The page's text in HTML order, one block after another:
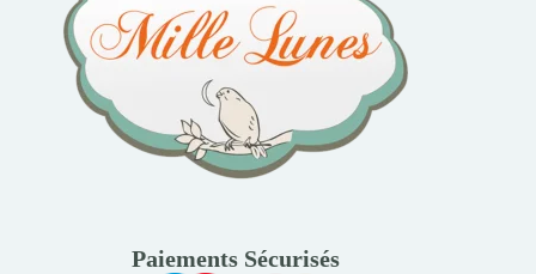
Paiements Sécurisés